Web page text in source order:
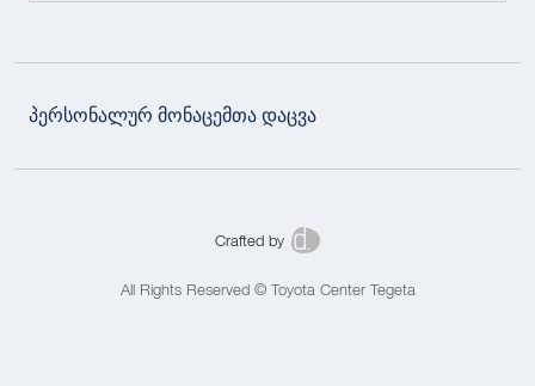
პერსონალურ მონაცემთა დაცვა
All Rights Reserved © Toyota Center Tegeta
Crafted by